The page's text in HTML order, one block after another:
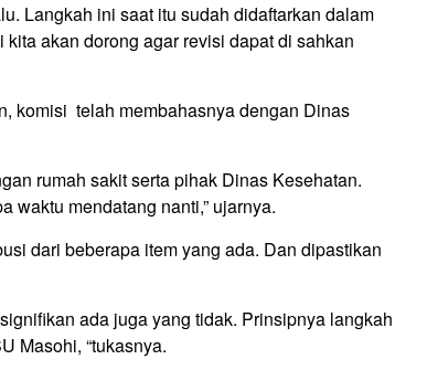
Langkah ini saat itu sudah didaftarkan dalam
akan dorong agar revisi dapat di sahkan
komisi telah membahasnya dengan Dinas
rumah sakit serta pihak Dinas Kesehatan.
waktu mendatang nanti,” ujarnya.
dari beberapa item yang ada. Dan dipastikan
ada juga yang tidak. Prinsipnya langkah
Masohi, “tukasnya.